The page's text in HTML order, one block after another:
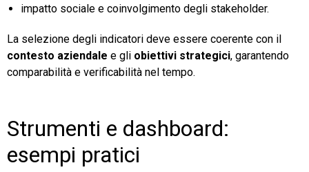
impatto sociale e coinvolgimento degli stakeholder.
La selezione degli indicatori deve essere coerente con il
contesto aziendale e gli obiettivi strategici, garantendo
comparabilità e verificabilità nel tempo.
Strumenti e dashboard:
esempi pratici